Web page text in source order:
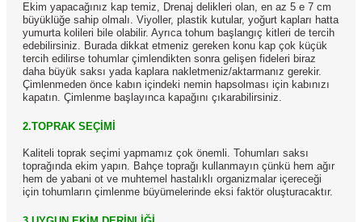
Ekim yapacağınız kap temiz, Drenaj delikleri olan, en az 5 e 7 cm
büyüklüğe sahip olmalı. Viyoller, plastik kutular, yoğurt kapları hatta
yumurta kolileri bile olabilir. Ayrıca tohum başlangıç kitleri de tercih
edebilirsiniz. Burada dikkat etmeniz gereken konu kap çok küçük
tercih edilirse tohumlar çimlendikten sonra gelişen fideleri biraz
daha büyük saksı yada kaplara nakletmeniz/aktarmanız gerekir.
Çimlenmeden önce kabın içindeki nemin hapsolması için kabınızı
kapatın. Çimlenme başlayınca kapağını çıkarabilirsiniz.
2.TOPRAK SEÇİMİ
Kaliteli toprak seçimi yapmamız çok önemli. Tohumları saksı
toprağında ekim yapın. Bahçe toprağı kullanmayın çünkü hem ağır
hem de yabani ot ve muhtemel hastalıklı organizmalar içereceği
için tohumların çimlenme büyümelerinde eksi faktör oluşturacaktır.